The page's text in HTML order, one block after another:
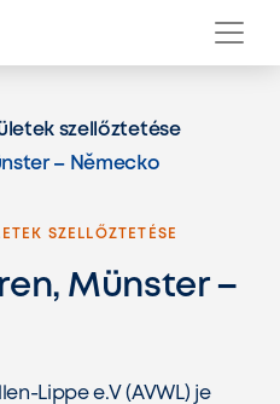
szellőztetése
– Německo
SZELLŐZTETÉSE
Münster –
Lippe e.V (AVWL) je